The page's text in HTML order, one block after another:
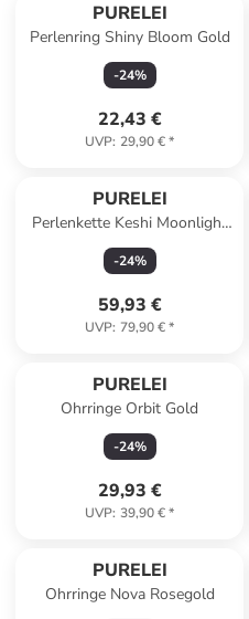
PURELEI
Perlenring Shiny Bloom Gold
-24%
22,43 €
UVP: 29,90 €*
PURELEI
Perlenkette Keshi Moonlight
Gold
-24%
59,93 €
UVP: 79,90 €*
PURELEI
Ohrringe Orbit Gold
-24%
29,93 €
UVP: 39,90 €*
PURELEI
Ohrringe Nova Rosegold